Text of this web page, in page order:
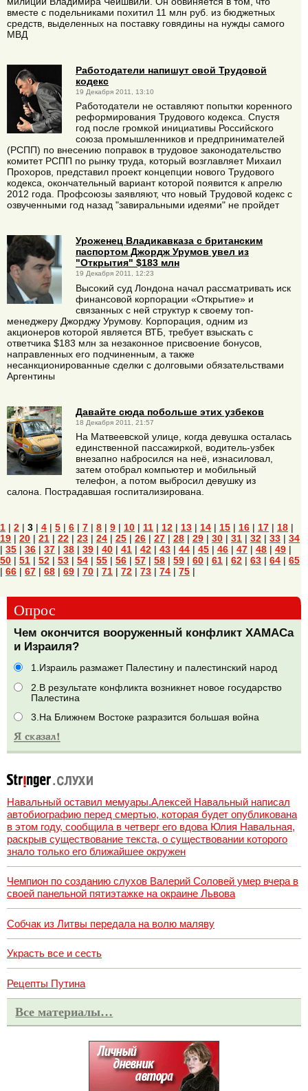
вместе с подельниками похитил 11 млн руб. из бюджетных
средств, выделенных на поставку говядины на нужды самого
МВД
Работодатели напишут свой Трудовой
кодекс
19 Декабря 2011, 13:10
Работодатели не оставляют попытки коренного
реформирования Трудового кодекса. Спустя
год после громкой инициативы Российского
союза промышленников и предпринимателей
(РСПП) по внесению поправок в трудовое законодательство
комитет РСПП по рынку труда, который возглавляет Михаил
Прохоров, представил проект концепции нового Трудового
кодекса, окончательный вариант которой появится к апрелю
2012 года. Профсоюзы заявляют, что новый Трудовой кодекс с
озвученными год назад "завиральными идеями" не пройдет
Уроженец Владикавказа с британским
паспортом Джордж Урумов увел из
"Открытия" $183 млн
19 Декабря 2011, 12:23
Высокий суд Лондона начал рассматривать иск
финансовой корпорации «Открытие» и
связанных с ней структур к своему топ-
менеджеру Джорджу Урумову. Корпорация, одним из
акционеров которой является ВТБ, требует взыскать с
ответчика $183 млн за незаконное присвоение бонусов,
направленных его подчиненным, а также
несанкционированные сделки с долговыми обязательствами
Аргентины
Давайте сюда побольше этих узбеков
18 Декабря 2011, 21:57
На Матвеевской улице, когда девушка осталась
единственной пассажиркой, водитель-узбек
внезапно набросился на неё, изнасиловал,
затем отобрал компьютер и мобильный
телефон, а потом выбросил девушку из
салона. Пострадавшая госпитализирована.
1 | 2 | 3 | 4 | 5 | 6 | 7 | 8 | 9 | 10 | 11 | 12 | 13 | 14 | 15 | 16 | 17 | 18 |
19 | 20 | 21 | 22 | 23 | 24 | 25 | 26 | 27 | 28 | 29 | 30 | 31 | 32 | 33 | 34
| 35 | 36 | 37 | 38 | 39 | 40 | 41 | 42 | 43 | 44 | 45 | 46 | 47 | 48 | 49 |
50 | 51 | 52 | 53 | 54 | 55 | 56 | 57 | 58 | 59 | 60 | 61 | 62 | 63 | 64 | 65
| 66 | 67 | 68 | 69 | 70 | 71 | 72 | 73 | 74 | 75 |
Опрос
Чем окончится вооруженный конфликт ХАМАСа
и Израиля?
1.Израиль размажет Палестину и палестинский народ
2.В результате конфликта возникнет новое государство
Палестина
3.На Ближнем Востоке разразится большая война
Навальный оставил мемуары.Алексей Навальный написал
автобиографию перед смертью, которая будет опубликована
в этом году, сообщила в четверг его вдова Юлия Навальная,
раскрыв существование текста, о существовании которого
знало только его ближайшее окружен
Чемпион по созданию слухов Валерий Соловей умер вчера в
своей панельной пятиэтажке на окраине Львова
Собчак из Литвы передала на волю маляву
Украсть все и сесть
Рецепты Путина
Все материалы…